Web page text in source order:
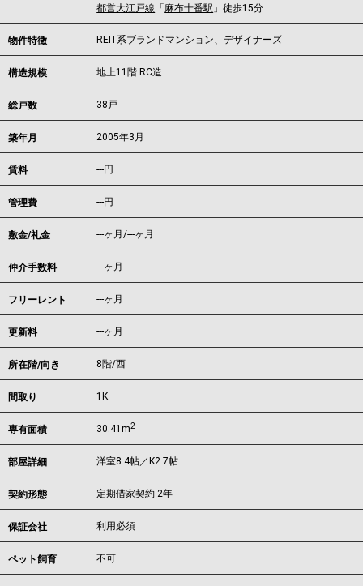
都営大江戸線 「 麻布十番駅 」徒歩15分
物件特徴 REIT系ブランドマンション、デザイナーズ
構造規模 地上11階 RC造
総戸数 38戸
築年月 2005年3月
賃料 ---円
管理費 ---円
敷金/礼金 ---ヶ月/---ヶ月
仲介手数料 ---ヶ月
フリーレント ---ヶ月
更新料 ---ヶ月
所在階/向き 8階/西
間取り 1K
専有面積 30.41m2
部屋詳細 洋室8.4帖／K2.7帖
契約形態 定期借家契約 2年
保証会社 利用必須
ペット飼育 不可